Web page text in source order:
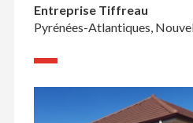
Entreprise Tiffreau
Pyrénées-Atlantiques,